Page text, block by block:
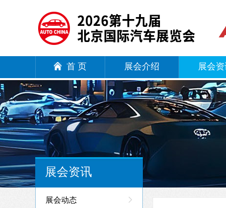
首 页 展会介绍 展会
展会资讯
展会动态